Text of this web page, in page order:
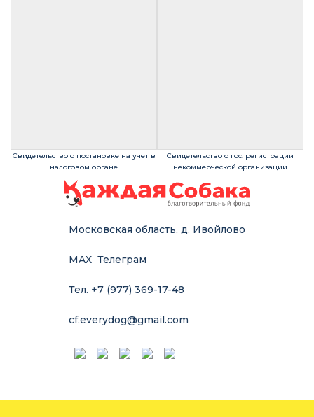
Свидетельство о постановке на учет в
налоговом органе
Свидетельство о гос. регистрации
некоммерческой организации
Московская область, д. Ивойлово
MAX Телеграм
Тел. +7 (977) 369-17-48
cf.everydog@gmail.com